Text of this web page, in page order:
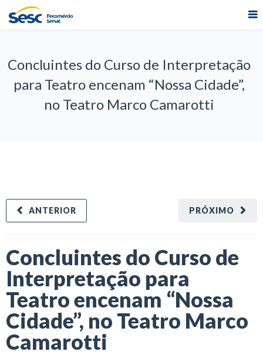
Concluintes do Curso de Interpretação
para Teatro encenam “Nossa Cidade”,
no Teatro Marco Camarotti
PRÓXIMO
ANTERIOR
Concluintes do Curso de
Interpretação para
Teatro encenam “Nossa
Cidade”, no Teatro Marco
Camarotti